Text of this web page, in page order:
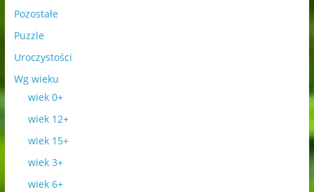
Pozostałe
Puzzle
Uroczystości
Wg wieku
wiek 0+
wiek 12+
wiek 15+
wiek 3+
wiek 6+